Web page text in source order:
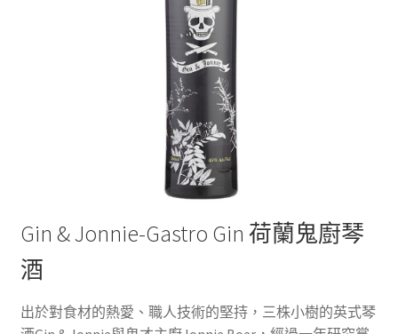
Gin & Jonnie-Gastro Gin 荷蘭鬼廚琴
酒
出於對食材的熱愛、職人技術的堅持，三株小樹的英式琴